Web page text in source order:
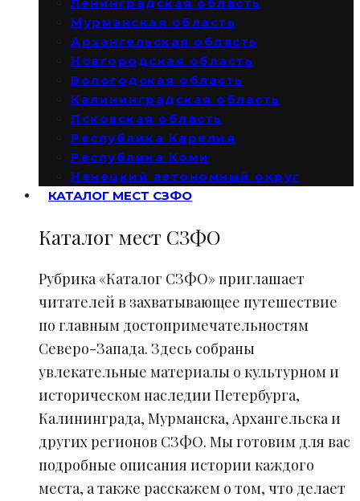
Мурманская область
Архангельская область
Новгородская область
Вологодская область
Калининградская область
Псковская область
Республика Карелия
Республика Коми
Ненецкий автономный округ
КАТАЛОГ МЕСТ СЗФО
Каталог мест СЗФО
Рубрика «Каталог СЗФО» приглашает
читателей в захватывающее путешествие
по главным достопримечательностям
Северо-Запада. Здесь собраны
увлекательные материалы о культурном и
историческом наследии Петербурга,
Калининграда, Мурманска, Архангельска и
других регионов СЗФО. Мы готовим для вас
подробные описания истории каждого
места, а также расскажем о том, что делает